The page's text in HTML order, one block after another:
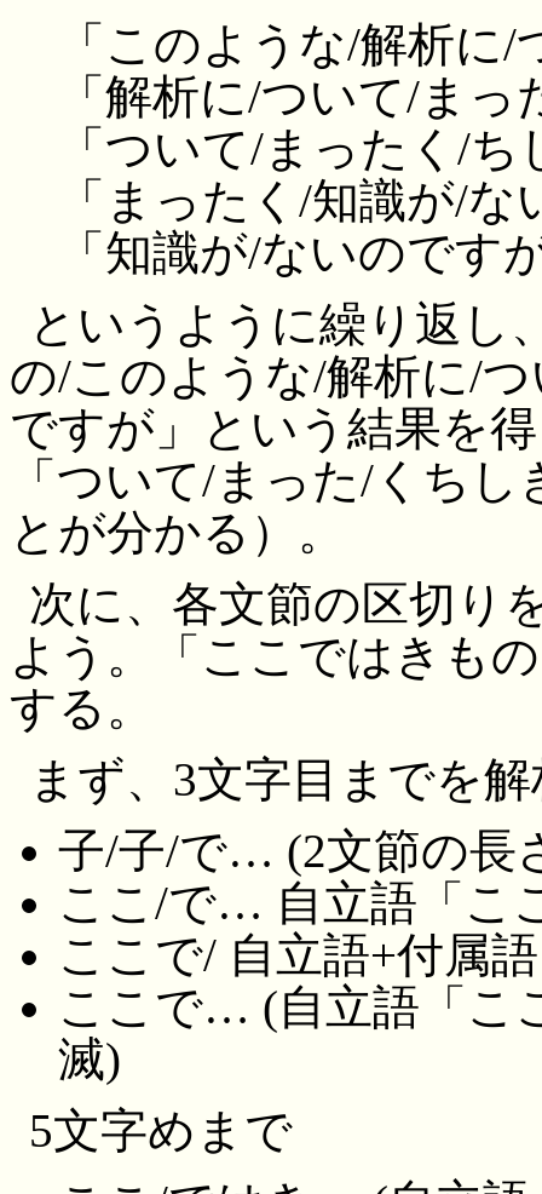
「このような/解析
「解析に/ついて/ま
「ついて/まったく/
「まったく/知識が/
「知識が/ないのです
というように繰り返し
の/このような/解析に/
ですが」という結果を
「ついて/まった/くち
とが分かる）。
次に、各文節の区切り
よう。「ここではきも
する。
まず、3文字目までを
子/子/で… (2文節の長
ここ/で… 自立語「こ
ここで/ 自立語+付属
ここで… (自立語「こ
滅)
5文字めまで